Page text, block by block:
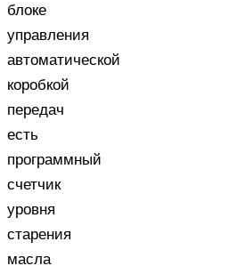
блоке
управления
автоматической
коробкой
передач
есть
программный
счетчик
уровня
старения
масла